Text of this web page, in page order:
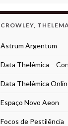
CROWLEY,
Astrum Argentum
Data Thelêmica –
Data Thelêmica
Espaço Novo Aeon
Focos de Pestilência